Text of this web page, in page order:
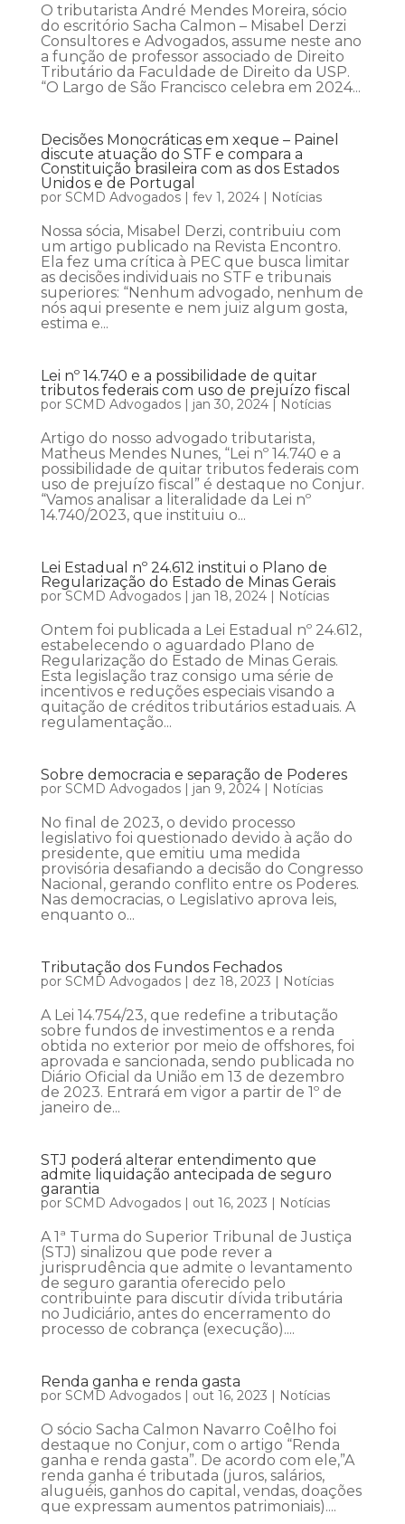
O tributarista André Mendes Moreira, sócio
do escritório Sacha Calmon – Misabel Derzi
Consultores e Advogados, assume neste ano
a função de professor associado de Direito
Tributário da Faculdade de Direito da USP.
“O Largo de São Francisco celebra em 2024...
Decisões Monocráticas em xeque – Painel
discute atuação do STF e compara a
Constituição brasileira com as dos Estados
Unidos e de Portugal
por SCMD Advogados| fev 1, 2024| Notícias
Nossa sócia, Misabel Derzi, contribuiu com
um artigo publicado na Revista Encontro.
Ela fez uma crítica à PEC que busca limitar
as decisões individuais no STF e tribunais
superiores: “Nenhum advogado, nenhum de
nós aqui presente e nem juiz algum gosta,
estima e...
Lei nº 14.740 e a possibilidade de quitar
tributos federais com uso de prejuízo fiscal
por SCMD Advogados| jan 30, 2024| Notícias
Artigo do nosso advogado tributarista,
Matheus Mendes Nunes, “Lei nº 14.740 e a
possibilidade de quitar tributos federais com
uso de prejuízo fiscal” é destaque no Conjur.
“Vamos analisar a literalidade da Lei nº
14.740/2023, que instituiu o...
Lei Estadual nº 24.612 institui o Plano de
Regularização do Estado de Minas Gerais
por SCMD Advogados| jan 18, 2024| Notícias
Ontem foi publicada a Lei Estadual nº 24.612,
estabelecendo o aguardado Plano de
Regularização do Estado de Minas Gerais.
Esta legislação traz consigo uma série de
incentivos e reduções especiais visando a
quitação de créditos tributários estaduais. A
regulamentação...
Sobre democracia e separação de Poderes
por SCMD Advogados| jan 9, 2024| Notícias
No final de 2023, o devido processo
legislativo foi questionado devido à ação do
presidente, que emitiu uma medida
provisória desafiando a decisão do Congresso
Nacional, gerando conflito entre os Poderes.
Nas democracias, o Legislativo aprova leis,
enquanto o...
Tributação dos Fundos Fechados
por SCMD Advogados| dez 18, 2023 | Notícias
A Lei 14.754/23, que redefine a tributação
sobre fundos de investimentos e a renda
obtida no exterior por meio de offshores, foi
aprovada e sancionada, sendo publicada no
Diário Oficial da União em 13 de dezembro
de 2023. Entrará em vigor a partir de 1º de
janeiro de...
STJ poderá alterar entendimento que
admite liquidação antecipada de seguro
garantia
por SCMD Advogados| out 16, 2023 | Notícias
A 1ª Turma do Superior Tribunal de Justiça
(STJ) sinalizou que pode rever a
jurisprudência que admite o levantamento
de seguro garantia oferecido pelo
contribuinte para discutir dívida tributária
no Judiciário, antes do encerramento do
processo de cobrança (execução)....
Renda ganha e renda gasta
por SCMD Advogados| out 16, 2023 | Notícias
O sócio Sacha Calmon Navarro Coêlho foi
destaque no Conjur, com o artigo “Renda
ganha e renda gasta”. De acordo com ele,”A
renda ganha é tributada (juros, salários,
aluguéis, ganhos do capital, vendas, doações
que expressam aumentos patrimoniais)....